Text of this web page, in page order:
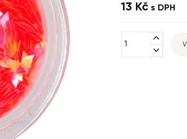
13 Kč s DPH
expand_less
expand_more